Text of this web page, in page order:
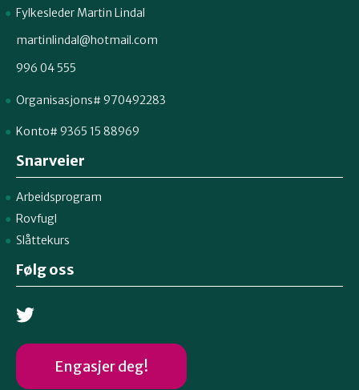
Fylkesleder Martin Lindal
martinlindal@hotmail.com
996 04 555
Organisasjons# 970492283
Konto# 9365 15 88969
Snarveier
Arbeidsprogram
Rovfugl
Slåttekurs
Følg oss
Engasjer deg!